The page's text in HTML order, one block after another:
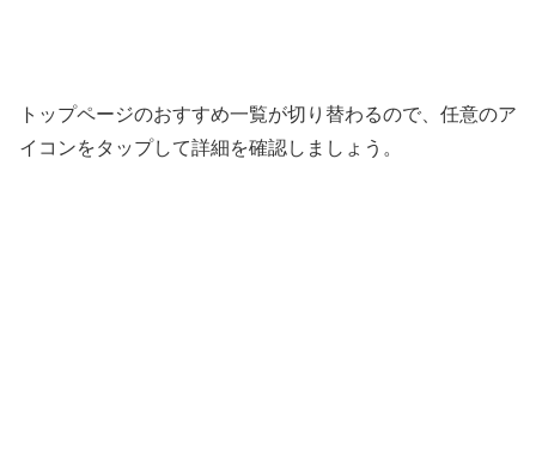
トップページのおすすめ一覧が切り替わるので、任意のア
イコンをタップして詳細を確認しましょう。